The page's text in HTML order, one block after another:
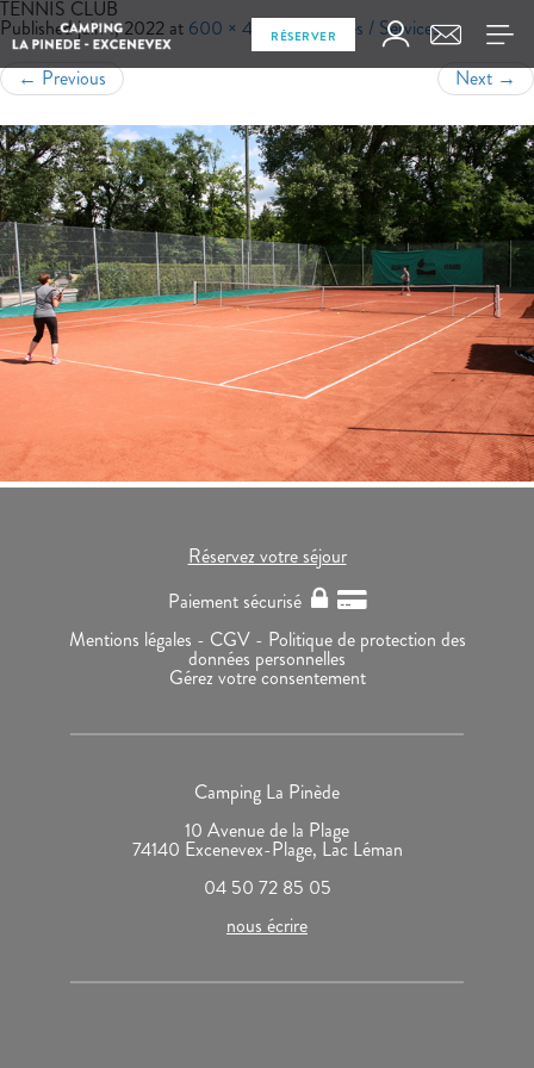
RÉSERVER
TENNIS CLUB
Publishedjuin 1, 2022 at 600 × 400inActivités / Services
← Previous Next →
Réservez votre séjour
Paiement sécurisé
Mentions légales - CGV - Politique de protection des
données personnelles
Gérez votre consentement
Camping La Pinède
10 Avenue de la Plage
74140 Excenevex-Plage, Lac Léman
04 50 72 85 05
nous écrire